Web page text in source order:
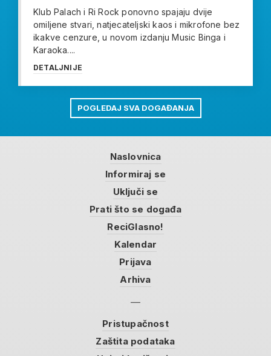
Klub Palach i Ri Rock ponovno spajaju dvije
omiljene stvari, natjecateljski kaos i mikrofone bez
ikakve cenzure, u novom izdanju Music Binga i
Karaoka....
DETALJNIJE
POGLEDAJ SVA DOGAĐANJA
Naslovnica
Informiraj se
Uključi se
Prati što se događa
ReciGlasno!
Kalendar
Prijava
Arhiva
Pristupačnost
Zaštita podataka